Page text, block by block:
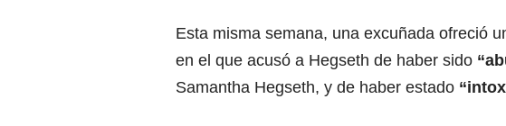
Esta misma semana, una excuñada ofreció
en el que acusó a Hegseth de haber sido
Samantha Hegseth, y de haber estado